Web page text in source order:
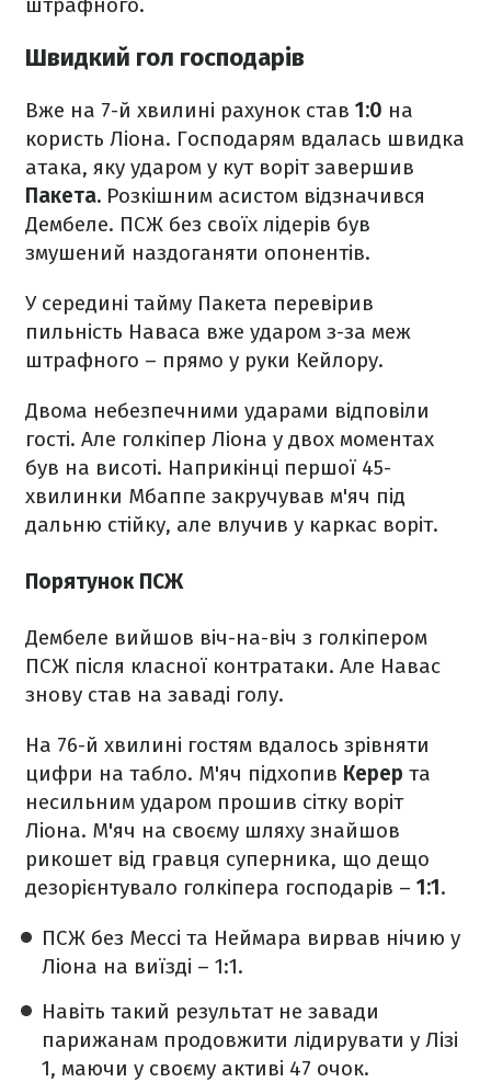
Швидкий гол господарів
Вже на 7-й хвилині рахунок став 1:0 на
користь Ліона. Господарям вдалась швидка
атака, яку ударом у кут воріт завершив
Пакета. Розкішним асистом відзначився
Дембеле. ПСЖ без своїх лідерів був
змушений наздоганяти опонентів.
У середині тайму Пакета перевірив
пильність Наваса вже ударом з-за меж
штрафного – прямо у руки Кейлору.
Двома небезпечними ударами відповіли
гості. Але голкіпер Ліона у двох моментах
був на висоті. Наприкінці першої 45-
хвилинки Мбаппе закручував м'яч під
дальню стійку, але влучив у каркас воріт.
Порятунок ПСЖ
Дембеле вийшов віч-на-віч з голкіпером
ПСЖ після класної контратаки. Але Навас
знову став на заваді голу.
На 76-й хвилині гостям вдалось зрівняти
цифри на табло. М'яч підхопив Керер та
несильним ударом прошив сітку воріт
Ліона. М'яч на своєму шляху знайшов
рикошет від гравця суперника, що дещо
дезорієнтувало голкіпера господарів – 1:1.
ПСЖ без Мессі та Неймара вирвав нічию у
Ліона на виїзді – 1:1.
Навіть такий результат не завади
парижанам продовжити лідирувати у Лізі
1, маючи у своєму активі 47 очок.